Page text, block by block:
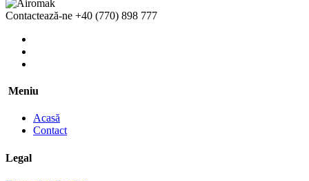
Contactează-ne +40 (770) 898 777
Meniu
Acasă
Contact
Legal